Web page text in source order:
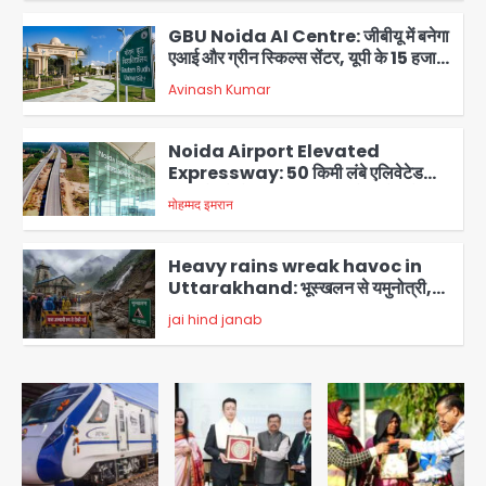
3
GBU Noida AI Centre: जीबीयू में बनेगा
एआई और ग्रीन स्किल्स सेंटर, यूपी के 15 हजार
युवाओं को मिलेगा फ्री ट्रेनिंग
Avinash Kumar
4
Noida Airport Elevated
Expressway: 50 किमी लंबे एलिवेटेड
एक्सप्रेसवे से दिल्ली-हरियाणा से सीधे जुड़ेगा
नोएडा एयरपोर्ट, 4000 करोड़ रुपये की लागत
से बनेगा 6-लेन एक्सप्रेसवे
मोहम्मद इमरान
5
Heavy rains wreak havoc in
Uttarakhand: भूस्खलन से यमुनोत्री,
केदारनाथ और सिमली-ग्वालदम हाईवे बंद,
चमोली-उत्तरकाशी में श्रद्धालु फंसे, नदियां खतरे
के निशान के पार
jai hind janab
1
Air India Flight Turbulence: हवा
में 5 मिनट तक कांपी फ्लाइट, क्रू मेंबर्स को रीढ़
की हड्डी में गंभीर चोट; नागरिक उड्डयन मंत्री
पहुंचे अस्पताल
Avinash Kumar